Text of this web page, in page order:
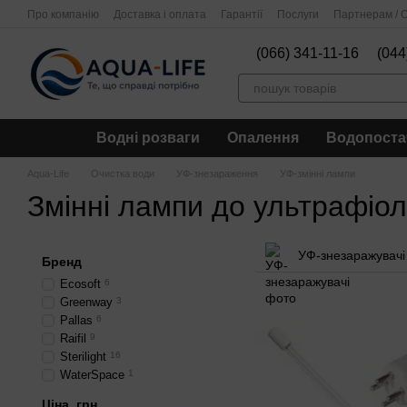
Перейти до основного контенту
Про компанію Доставка і оплата Гарантії Послуги Партнерам /
(066) 341-11-16
Водні розваги Опалення
Aqua-Life Очистка води УФ-знезараження УФ-змінні лампи
Змінні лампи до
УФ-знезаражувачі
Бренд
Ecosoft 6
Greenway 3
Pallas 6
Raifil 9
Sterilight 16
WaterSpace 1